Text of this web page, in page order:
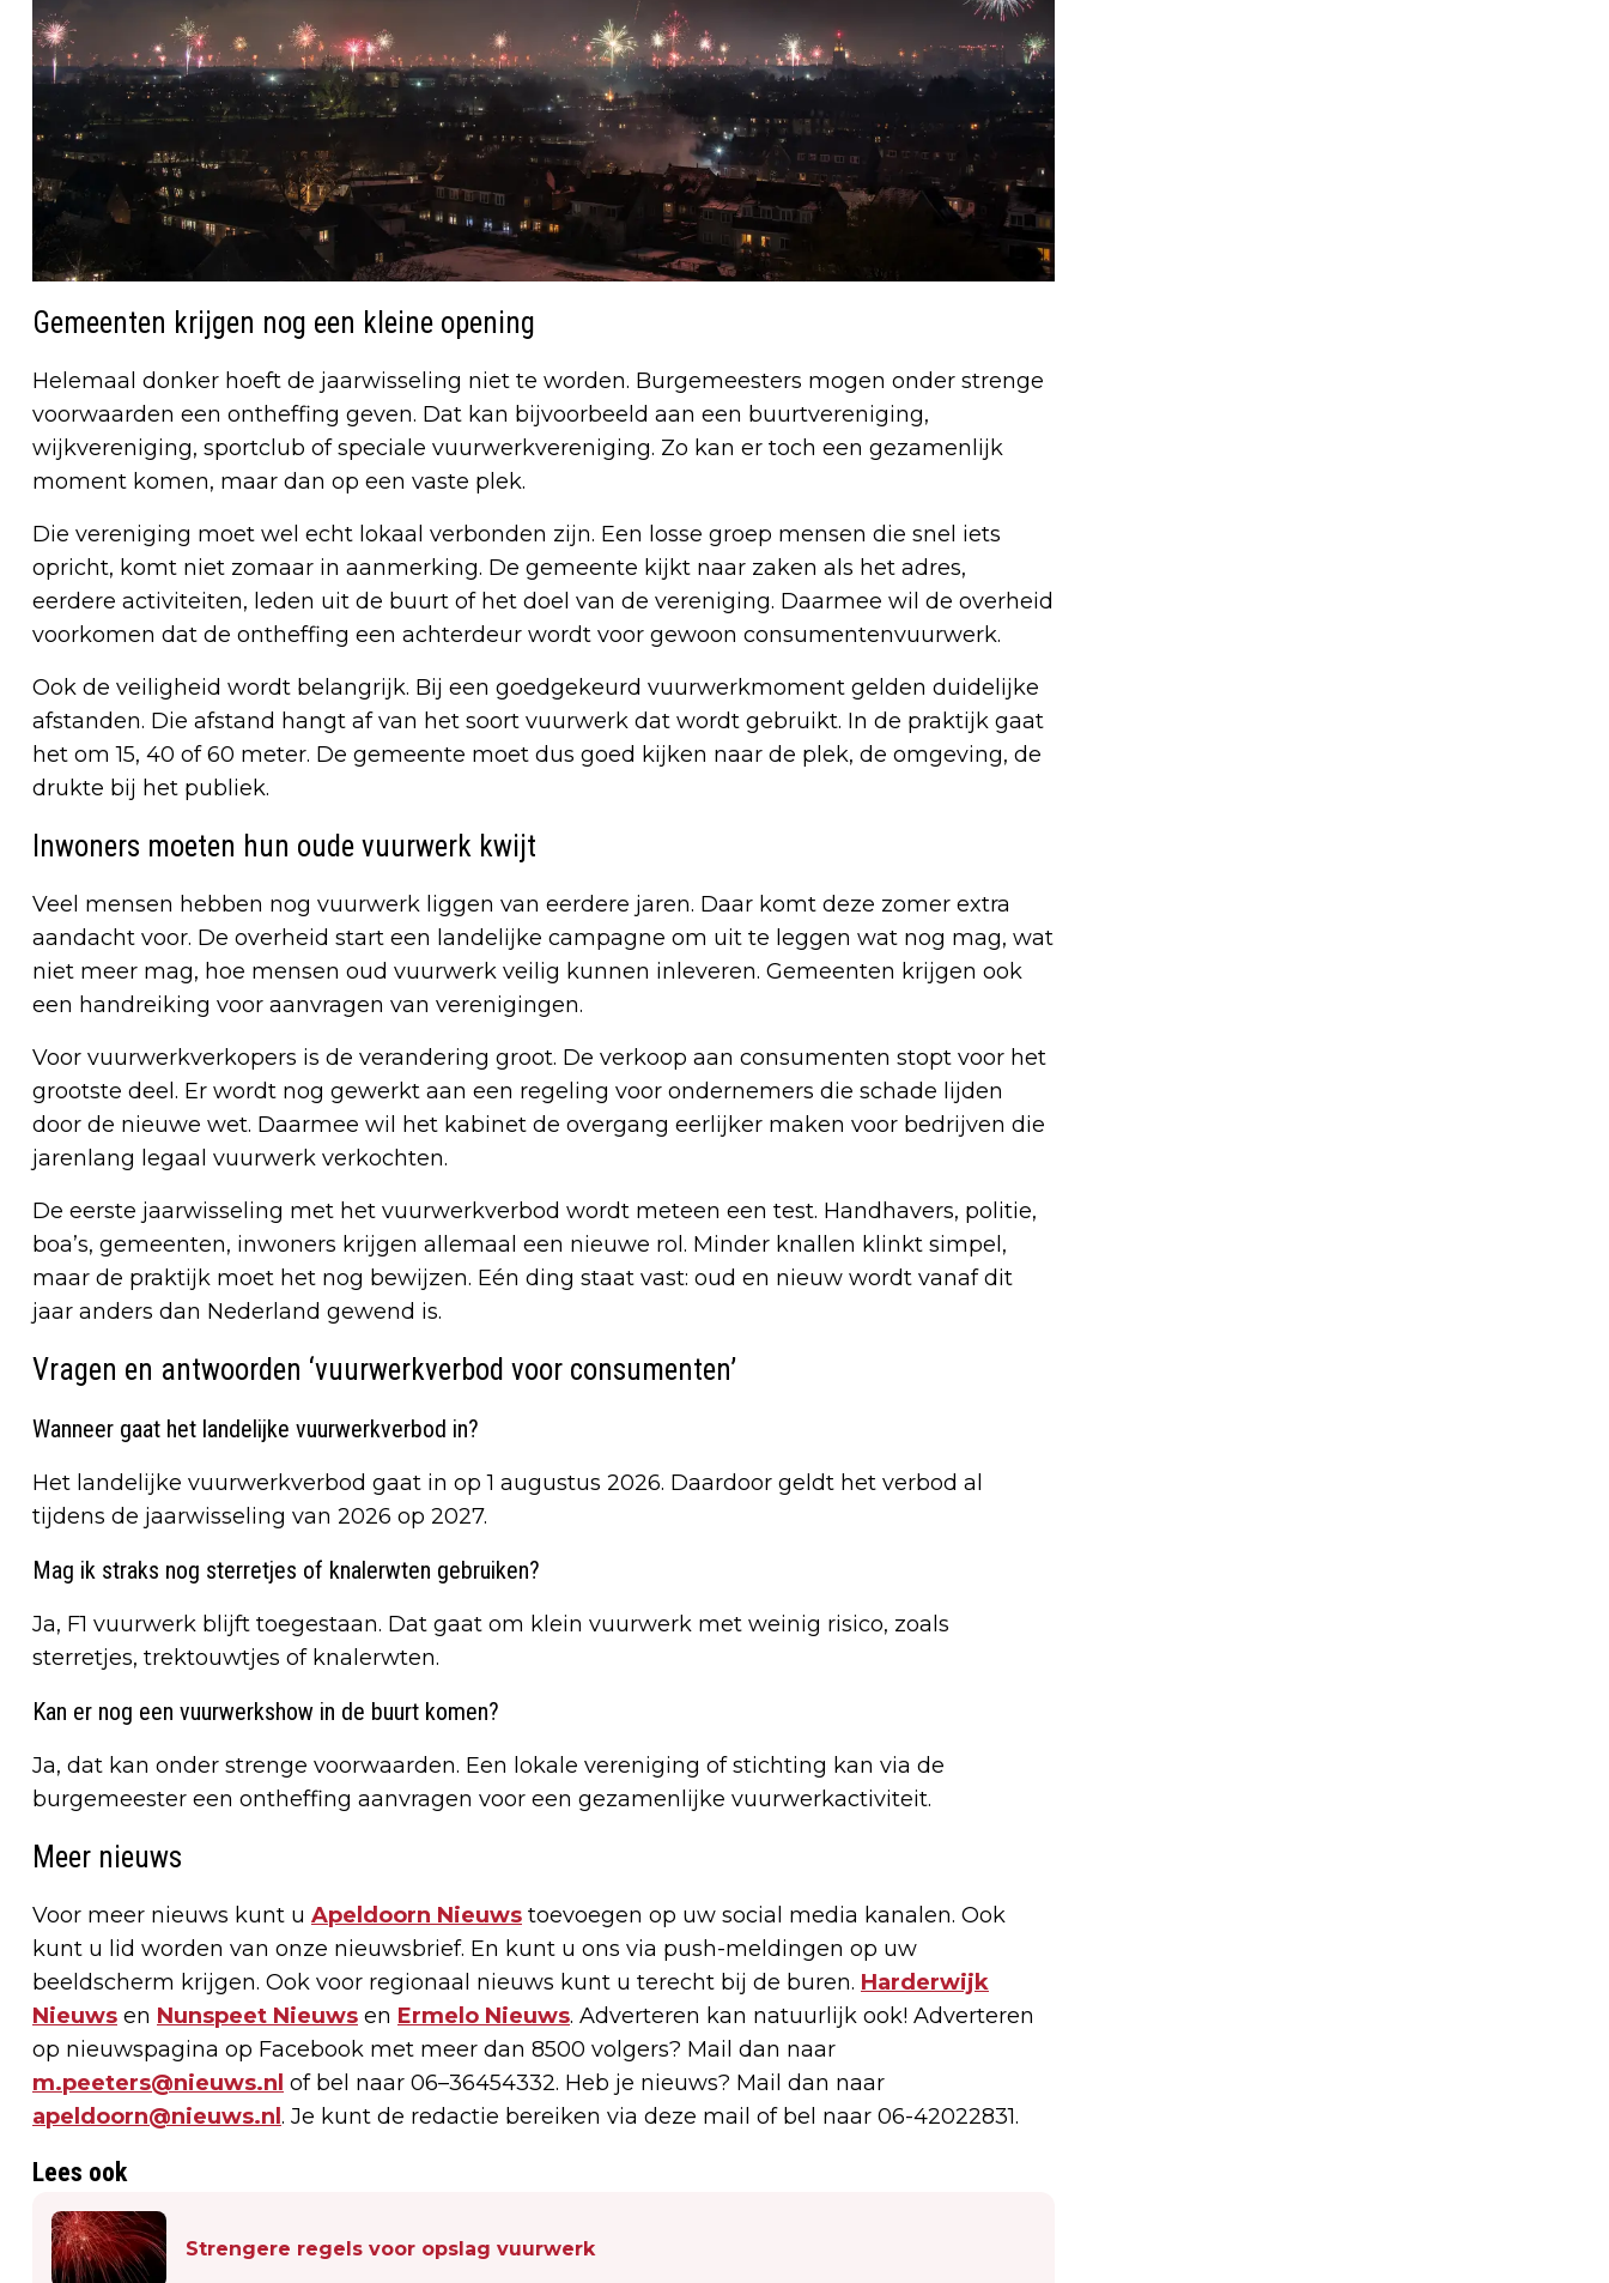
Gemeenten krijgen nog een kleine opening
Helemaal donker hoeft de jaarwisseling niet te worden. Burgemeesters mogen onder strenge
voorwaarden een ontheffing geven. Dat kan bijvoorbeeld aan een buurtvereniging,
wijkvereniging, sportclub of speciale vuurwerkvereniging. Zo kan er toch een gezamenlijk
moment komen, maar dan op een vaste plek.
Die vereniging moet wel echt lokaal verbonden zijn. Een losse groep mensen die snel iets
opricht, komt niet zomaar in aanmerking. De gemeente kijkt naar zaken als het adres,
eerdere activiteiten, leden uit de buurt of het doel van de vereniging. Daarmee wil de overheid
voorkomen dat de ontheffing een achterdeur wordt voor gewoon consumentenvuurwerk.
Ook de veiligheid wordt belangrijk. Bij een goedgekeurd vuurwerkmoment gelden duidelijke
afstanden. Die afstand hangt af van het soort vuurwerk dat wordt gebruikt. In de praktijk gaat
het om 15, 40 of 60 meter. De gemeente moet dus goed kijken naar de plek, de omgeving, de
drukte bij het publiek.
Inwoners moeten hun oude vuurwerk kwijt
Veel mensen hebben nog vuurwerk liggen van eerdere jaren. Daar komt deze zomer extra
aandacht voor. De overheid start een landelijke campagne om uit te leggen wat nog mag, wat
niet meer mag, hoe mensen oud vuurwerk veilig kunnen inleveren. Gemeenten krijgen ook
een handreiking voor aanvragen van verenigingen.
Voor vuurwerkverkopers is de verandering groot. De verkoop aan consumenten stopt voor het
grootste deel. Er wordt nog gewerkt aan een regeling voor ondernemers die schade lijden
door de nieuwe wet. Daarmee wil het kabinet de overgang eerlijker maken voor bedrijven die
jarenlang legaal vuurwerk verkochten.
De eerste jaarwisseling met het vuurwerkverbod wordt meteen een test. Handhavers, politie,
boa’s, gemeenten, inwoners krijgen allemaal een nieuwe rol. Minder knallen klinkt simpel,
maar de praktijk moet het nog bewijzen. Eén ding staat vast: oud en nieuw wordt vanaf dit
jaar anders dan Nederland gewend is.
Vragen en antwoorden ‘vuurwerkverbod voor consumenten’
Wanneer gaat het landelijke vuurwerkverbod in?
Het landelijke vuurwerkverbod gaat in op 1 augustus 2026. Daardoor geldt het verbod al
tijdens de jaarwisseling van 2026 op 2027.
Mag ik straks nog sterretjes of knalerwten gebruiken?
Ja, F1 vuurwerk blijft toegestaan. Dat gaat om klein vuurwerk met weinig risico, zoals
sterretjes, trektouwtjes of knalerwten.
Kan er nog een vuurwerkshow in de buurt komen?
Ja, dat kan onder strenge voorwaarden. Een lokale vereniging of stichting kan via de
burgemeester een ontheffing aanvragen voor een gezamenlijke vuurwerkactiviteit.
Meer nieuws
Voor meer nieuws kunt u Apeldoorn Nieuws toevoegen op uw social media kanalen. Ook
kunt u lid worden van onze nieuwsbrief. En kunt u ons via push-meldingen op uw
beeldscherm krijgen. Ook voor regionaal nieuws kunt u terecht bij de buren. Harderwijk
Nieuws en Nunspeet Nieuws en Ermelo Nieuws. Adverteren kan natuurlijk ook! Adverteren
op nieuwspagina op Facebook met meer dan 8500 volgers? Mail dan naar
m.peeters@nieuws.nl of bel naar 06–36454332. Heb je nieuws? Mail dan naar
apeldoorn@nieuws.nl . Je kunt de redactie bereiken via deze mail of bel naar 06-42022831.
Lees ook
Strengere regels voor opslag vuurwerk